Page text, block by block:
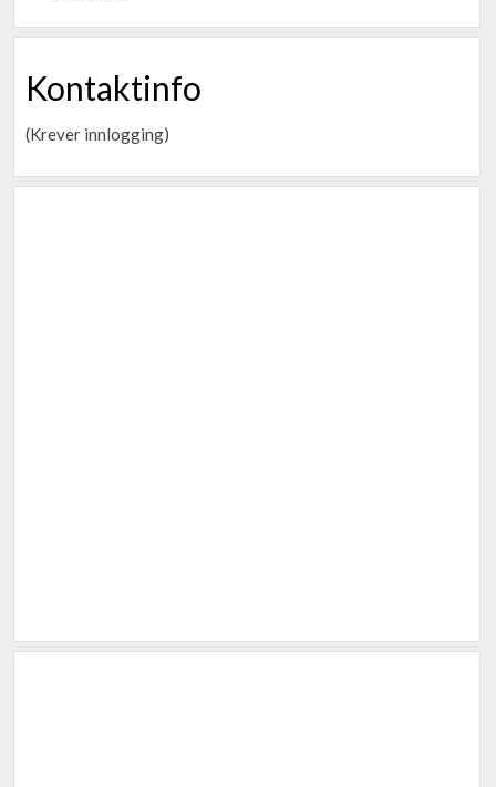
Kontaktinfo
(Krever innlogging)